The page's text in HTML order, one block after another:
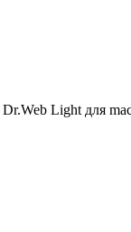
Light для